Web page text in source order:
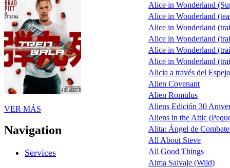
VER MÁS
Navigation
Services
Alice in Wonderland
Alice in Wonderland
Alice in Wonderland
Alice in Wonderland
Alice in Wonderland
Alice in Wonderland
Alicia a través del
Alien Covenant
Alien Romulus
Aliens Edición 30
Aliens in the Attic
Alita: Ángel de
All About Steve
All Good Things
Alma Salvaje (Wild)